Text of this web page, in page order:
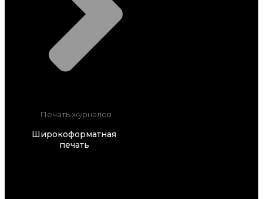
Печать журналов
Широкоформатная
печать